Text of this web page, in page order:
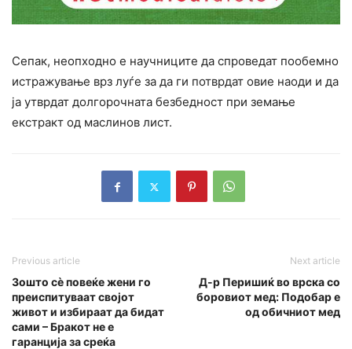
Сепак, неопходно е научниците да спроведат пообемно
истpажyвање врз лyѓе за да ги потврдат овие наоди и да
ја утврдат долгорочната безбедноcт при земање
екcтракт од маслинов лист.
Previous article
Зошто сè повеќе жени го
преиспитуваат својот
живот и избираат да бидат
сами – Бракот не е
гаранција за среќа
Next article
Д-р Перишиќ во врска со
боровиот мед: Подобар е
од обичниот мед